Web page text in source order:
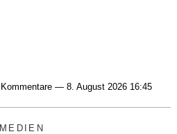
Kommentare — 8. August 2026 16:45
MEDIEN